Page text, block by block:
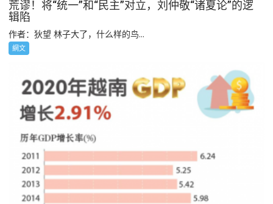
荒谬！将“统一”和“民主”对立，刘仲敬“诸夏论”的逻
辑陷
作者：狄望 林子大了，什么样的鸟...
網文